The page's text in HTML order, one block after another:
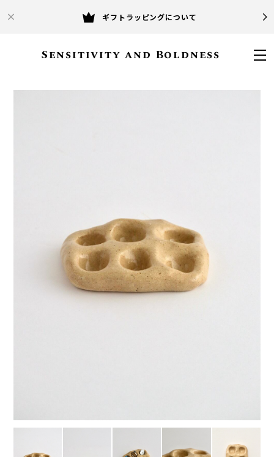
ギフトラッピングについて
Sensitivity and Boldness